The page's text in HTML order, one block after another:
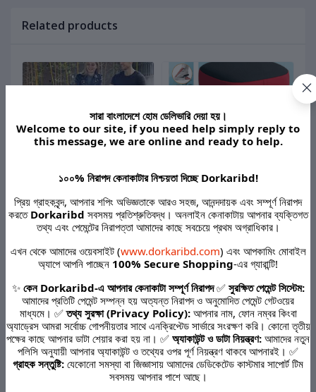
Related products
৳1,300.00 ৳1,180.00
Portable Telescopic Stool
Collapsible & Retractable
Folding Chair for Adults
for Camping Fishing
Hiking Outdoor Indoor
35479983
৳850.00 ৳549.00
Namaz Prayer Stool - High
Quality & Comfortable
Code 15620785
Login orRegister to submit your questions to seller
Other Questions
No none asked to seller yet
সারা বাংলাদেশে হোম ডেলিভারি দেয়া হয়।
Welcome to our site, if you need help simply reply to
this message, we are online and ready to help.
১০০% নিরাপদ কেনাকাটার নিশ্চয়তা দিচ্ছে Dorkaribd!
প্রিয় গ্রাহকবৃন্দ, আপনার শপিং অভিজ্ঞতাকে আরও সহজ, আনন্দদায়ক এবং সম্পূর্ণ নিরাপদ
করতে Dorkaribd সবসময় প্রতিশ্রুতিবদ্ধ। অনলাইন কেনাকাটায় আপনার ব্যক্তিগত
তথ্য এবং পেমেন্টের নিরাপত্তা আমাদের কাছে সবচেয়ে প্রথম অগ্রাধিকার।
এখন থেকে আমাদের ওয়েবসাইট (www.dorkaribd.com) এবং আপকামিং মোবাইল
অ্যাপে আপনি পাচ্ছেন 100% Secure Shopping-এর গ্যারান্টি!
✨ কেন Dorkaribd-এ আপনার কেনাকাটা সম্পূর্ণ নিরাপদ✅ সুরক্ষিত পেমেন্ট সিস্টেম:
আমাদের প্রতিটি পেমেন্ট সম্পন্ন হয় অত্যন্ত নিরাপদ ও অনুমোদিত পেমেন্ট গেটওয়ের
মাধ্যমে। ✅তথ্য সুরক্ষা (Privacy Policy):আপনার নাম, ফোন নম্বর কিংবা
অ্যাড্রেস আমরা সর্বোচ্চ গোপনীয়তার সাথে এনক্রিপ্টেড সার্ভারে সংরক্ষণ করি। কোনো তৃতীয়
পক্ষের কাছে আপনার ডাটা শেয়ার করা হয় না। ✅ অ্যাকাউন্ট ও ডাটা নিয়ন্ত্রণ: আমাদের নতুন
পলিসি অনুযায়ী আপনার অ্যাকাউন্ট ও তথ্যের ওপর পূর্ণ নিয়ন্ত্রণ থাকবে আপনারই। ✅
গ্রাহক সন্তুষ্টি: যেকোনো সমস্যা বা জিজ্ঞাসায় আমাদের ডেডিকেটেড কাস্টমার সাপোর্ট টিম
সবসময় আপনার পাশে আছে।